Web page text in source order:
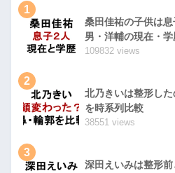
1
桑田佳祐の子供は
男・洋輔の現在・
109832 views
2
北乃きいは整形し
を時系列比較
38551 views
3
深田えいみは整形